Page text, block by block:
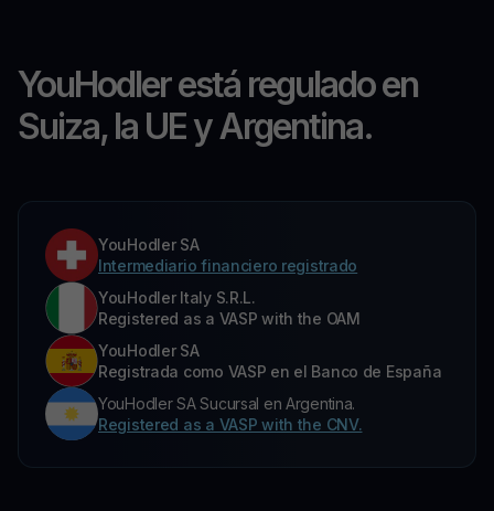
YouHodler está regulado en
Suiza, la UE y Argentina.
YouHodler SA
Intermediario financiero registrado
YouHodler Italy S.R.L.
Registered as a VASP with the OAM
YouHodler SA
Registrada como VASP en el Banco de España
YouHodler SA Sucursal en Argentina.
Registered as a VASP with the CNV.